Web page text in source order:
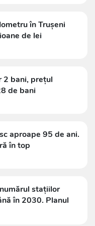
în Trușeni
de lei
2 bani, prețul
de bani
aproape 95 de ani.
în top
stațiilor
în 2030. Planul